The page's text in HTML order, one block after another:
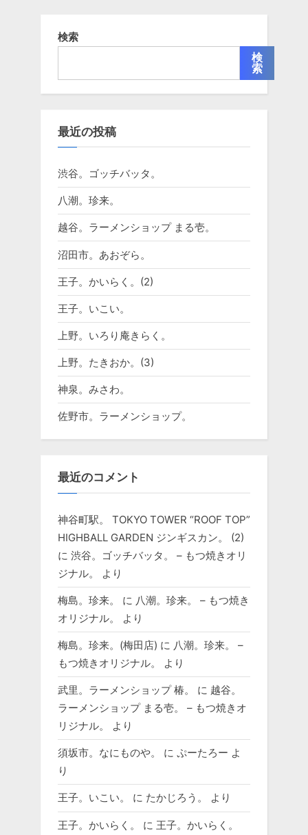
検索
検
索
最近の投稿
渋谷。ゴッチバッタ。
八潮。珍来。
越谷。ラーメンショップ まる壱。
沼田市。あおぞら。
王子。かいらく。(2)
王子。いこい。
上野。いろり庵きらく。
上野。たきおか。(3)
神泉。みさわ。
佐野市。ラーメンショップ。
最近のコメント
神谷町駅。 TOKYO TOWER “ROOF TOP”
HIGHBALL GARDEN ジンギスカン。 (2)
に 渋谷。ゴッチバッタ。 – もつ焼きオリ
ジナル。
より
梅島。珍来。 に 八潮。珍来。 – もつ焼き
オリジナル。
より
梅島。珍来。(梅田店) に 八潮。珍来。 –
もつ焼きオリジナル。
より
武里。ラーメンショップ 椿。 に 越谷。
ラーメンショップ まる壱。 – もつ焼きオ
リジナル。
より
須坂市。なにものや。 に ぷーたろー よ
り
王子。いこい。 に たかじろう。 より
王子。かいらく。 に 王子。かいらく。